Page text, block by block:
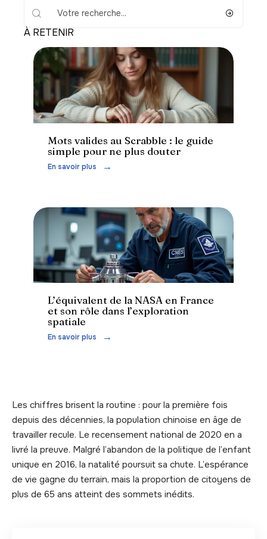
À RETENIR
Loisirs
Mots valides au Scrabble : le guide
simple pour ne plus douter
En savoir plus
Actu
L’équivalent de la NASA en France
et son rôle dans l’exploration
spatiale
En savoir plus
Les chiffres brisent la routine : pour la première fois
depuis des décennies, la population chinoise en âge de
travailler recule. Le recensement national de 2020 en a
livré la preuve. Malgré l’abandon de la politique de l’enfant
unique en 2016, la natalité poursuit sa chute. L’espérance
de vie gagne du terrain, mais la proportion de citoyens de
plus de 65 ans atteint des sommets inédits.